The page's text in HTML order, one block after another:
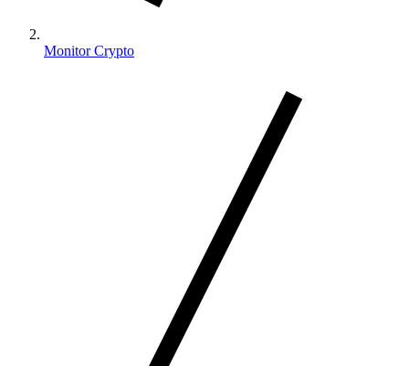
Monitor Crypto